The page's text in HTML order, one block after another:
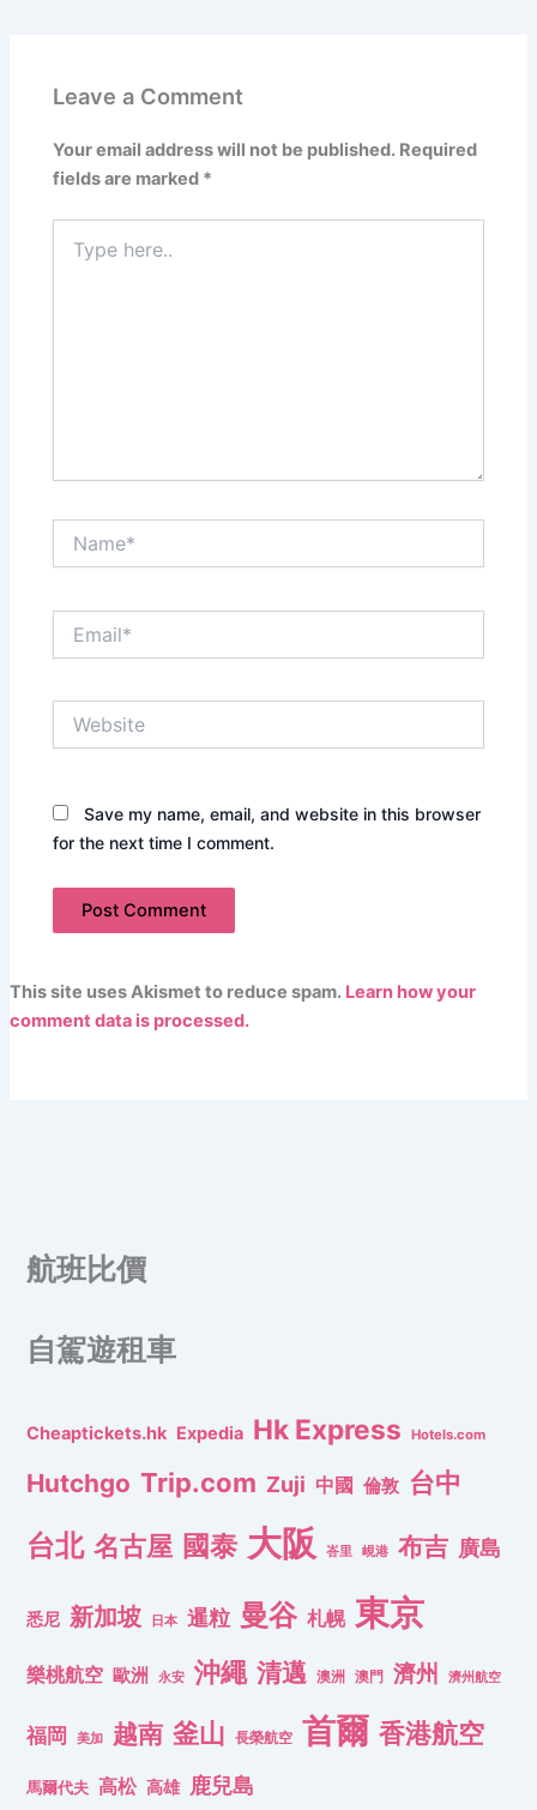
Leave a Comment
Your email address will not be published. Required
fields are marked *
here..
Save my name, email, and website in this browser
for the next time I comment.
This site uses Akismet to reduce spam. Learn how your
comment data is processed.
航班比價
自駕遊租車
Cheaptickets.hk Expedia Hk Express Hotels.com
Hutchgo Trip.com Zuji 中國 倫敦 台中
台北 名古屋 國泰 大阪 峇里 峴港 布吉 廣島
悉尼 新加坡 日本 暹粒 曼谷 札幌 東京
樂桃航空 歐洲 永安 沖繩 清邁 澳洲 澳門 濟州 濟州航空
福岡 美加 越南 釜山 長榮航空 首爾 香港航空
馬爾代夫 高松 高雄 鹿兒島